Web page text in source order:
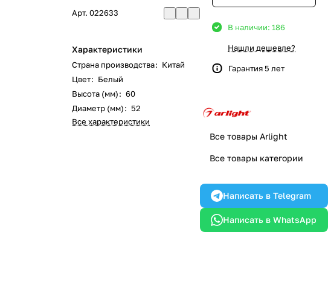
Арт. 022633
Характеристики
Страна производства: Китай
Цвет: Белый
Высота (мм): 60
Диаметр (мм): 52
Все характеристики
В наличии: 186
Нашли дешевле?
Гарантия 5 лет
Все товары Arlight
Все товары категории
Написать в Telegram
Написать в WhatsApp